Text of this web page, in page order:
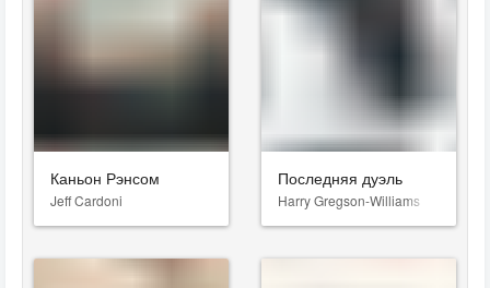
Каньон Рэнсом
Jeff Cardoni
Последняя дуэль
Harry Gregson-Williams